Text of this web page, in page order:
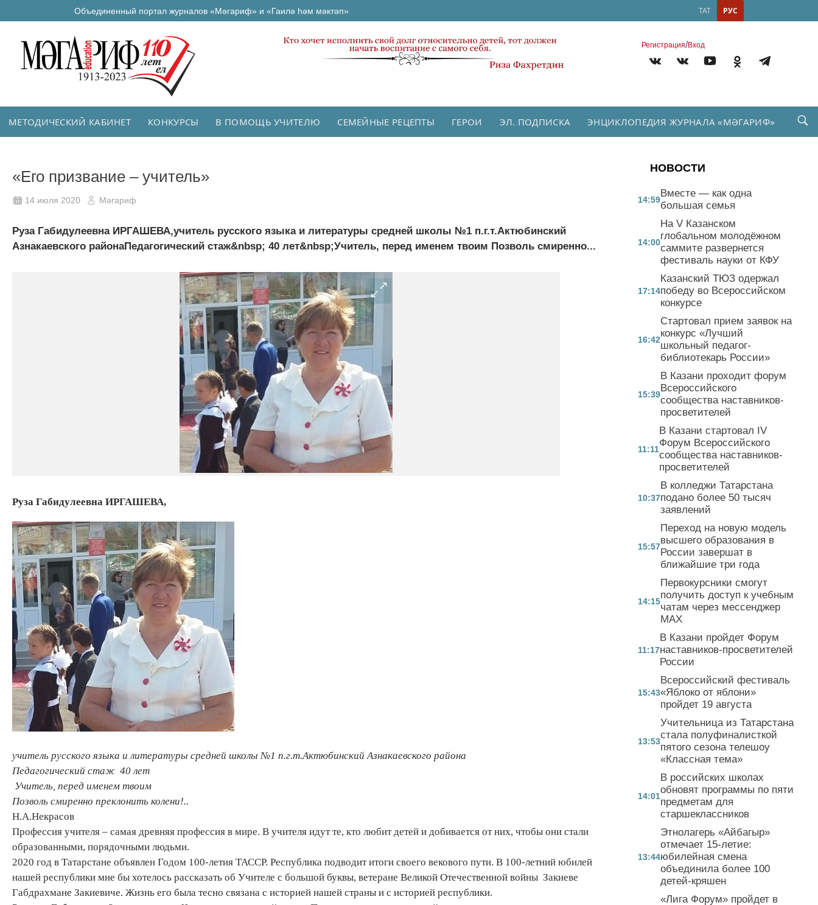
Объединенный портал журналов «Мәгариф» и «Гаилә һәм мәктәп» РУС
ТАТ
Регистрация/Вход
МЕТОДИЧЕСКИЙ КАБИНЕТ КОНКУРСЫ В ПОМОЩЬ УЧИТЕЛЮ СЕМЕЙНЫЕ РЕЦЕПТЫ ГЕРОИ ЭЛ. ПОДПИСКА ЭНЦИКЛОПЕДИЯ ЖУРНАЛА «МӘГАРИФ»
«Его призвание – учитель»
14 июля 2020 Мәгариф
Руза Габидулеевна ИРГАШЕВА,учитель русского языка и литературы средней школы №1 п.г.т.Актюбинский
Азнакаевского районаПедагогический стаж&nbsp; 40 лет&nbsp;Учитель, перед именем твоим Позволь смиренно...
Руза Габидулеевна ИРГАШЕВА,
учитель русского языка и литературы средней школы №1 п.г.т.Актюбинский Азнакаевского района
Педагогический стаж 40 лет
Учитель, перед именем твоим
Позволь смиренно преклонить колени!..
Н.А.Некрасов
Профессия учителя – самая древняя профессия в мире. В учителя идут те, кто любит детей и добивается от них, чтобы они стали
образованными, порядочными людьми.
2020 год в Татарстане объявлен Годом 100-летия ТАССР. Республика подводит итоги своего векового пути. В 100-летний юбилей
нашей республики мне бы хотелось рассказать об Учителе с большой буквы, ветеране Великой Отечественной войны Закиеве
Габдрахмане Закиевиче. Жизнь его была тесно связана с историей нашей страны и с историей республики.
НОВОСТИ
14:59
Вместе — как одна
большая семья
14:00
На V Казанском
глобальном молодёжном
саммите развернется
фестиваль науки от КФУ
17:14
Казанский ТЮЗ одержал
победу во Всероссийском
конкурсе
16:42
Стартовал прием заявок на
конкурс «Лучший
школьный педагог-
библиотекарь России»
15:39
В Казани проходит форум
Всероссийского
сообщества наставников-
просветителей
11:11
В Казани стартовал IV
Форум Всероссийского
сообщества наставников-
просветителей
10:37
В колледжи Татарстана
подано более 50 тысяч
заявлений
15:57
Переход на новую модель
высшего образования в
России завершат в
ближайшие три года
14:15
Первокурсники смогут
получить доступ к учебным
чатам через мессенджер
MAX
11:17
В Казани пройдет Форум
наставников-просветителей
России
15:43
Всероссийский фестиваль
«Яблоко от яблони»
пройдет 19 августа
13:53
Учительница из Татарстана
стала полуфиналисткой
пятого сезона телешоу
«Классная тема»
14:01
В российских школах
обновят программы по пяти
предметам для
старшеклассников
13:44
Этнолагерь «Айбагыр»
отмечает 15-летие:
юбилейная смена
объединила более 100
детей-кряшен
«Лига Форум» пройдет в